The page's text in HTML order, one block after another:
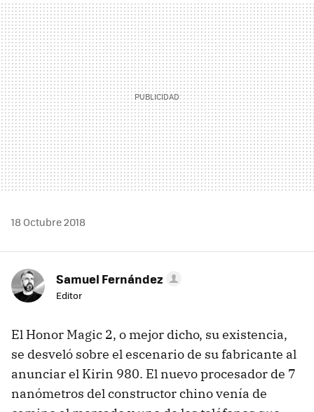
MAIL
18 Octubre 2018
Samuel Fernández
Editor
El Honor Magic 2, o mejor dicho, su existencia,
se desveló sobre el escenario de su fabricante al
anunciar el Kirin 980. El nuevo procesador de 7
nanómetros del constructor chino venía de